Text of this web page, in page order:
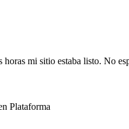
mi sitio estaba listo. No
Plataforma